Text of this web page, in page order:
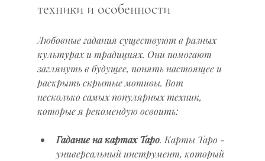
техники и особенности
Любовные гадания существуют в разных
культурах и традициях. Они помогают
заглянуть в будущее, понять настоящее и
раскрыть скрытые мотивы. Вот
несколько самых популярных техник,
которые я рекомендую освоить:
Гадание на картах Таро. Карты Таро -
универсальный инструмент, который